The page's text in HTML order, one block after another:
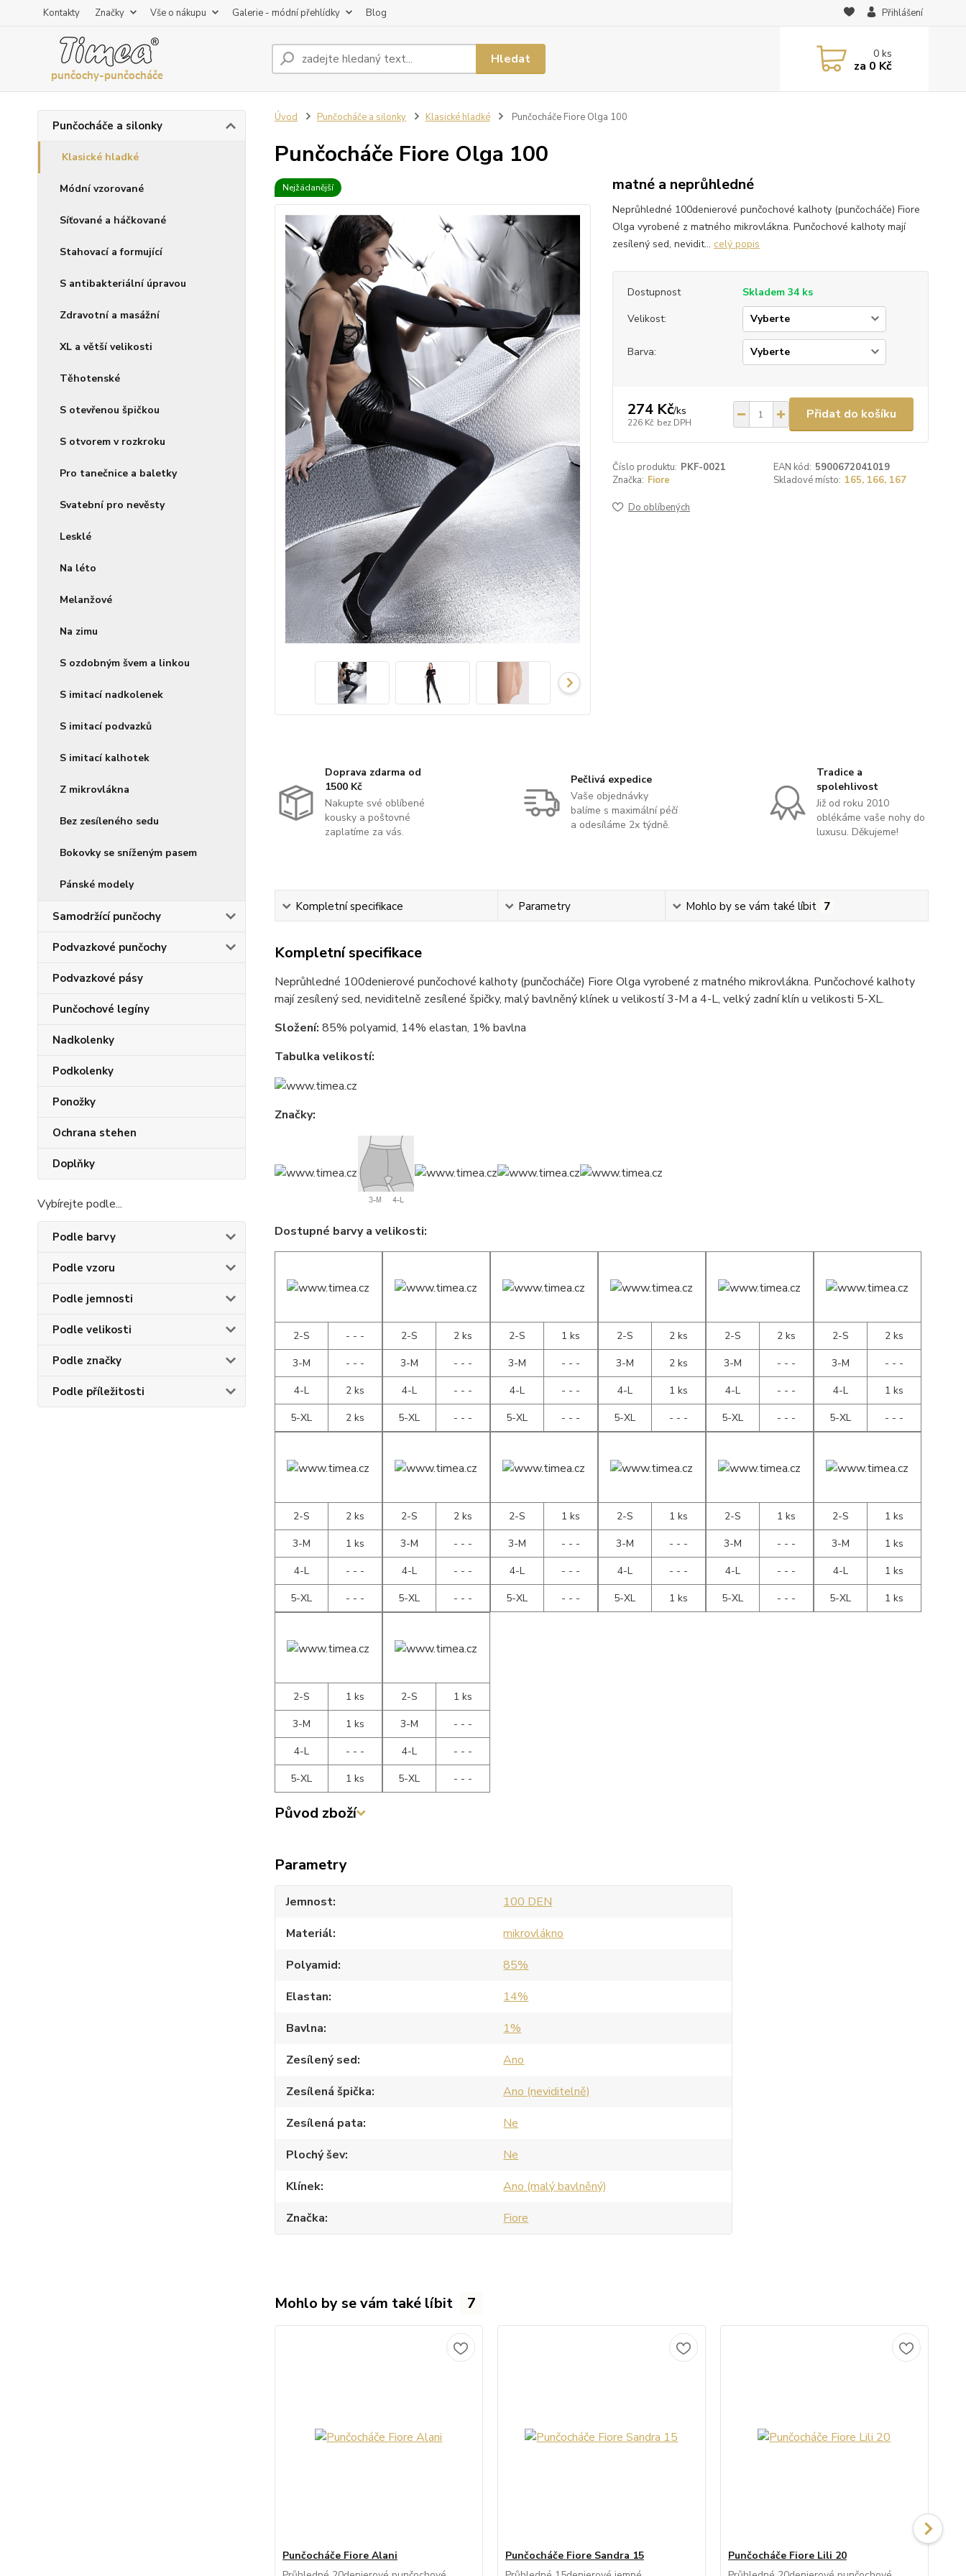
Kontakty Značky Vše o nákupu Galerie - módní přehlídky Blog Přihlášení
Hledat 0ks
za 0 Kč
Punčocháče a silonky
Klasické hladké
Módní vzorované
Síťované a háčkované
Stahovací a formující
S antibakteriální úpravou
Zdravotní a masážní
XL a větší velikosti
Těhotenské
S otevřenou špičkou
S otvorem v rozkroku
Pro tanečnice a baletky
Svatební pro nevěsty
Lesklé
Na léto
Melanžové
Na zimu
S ozdobným švem a linkou
S imitací nadkolenek
S imitací podvazků
S imitací kalhotek
Z mikrovlákna
Bez zesíleného sedu
Bokovky se sníženým pasem
Pánské modely
Samodržící punčochy
Podvazkové punčochy
Podvazkové pásy
Punčochové legíny
Nadkolenky
Podkolenky
Ponožky
Ochrana stehen
Doplňky
Vybírejte podle...
Podle barvy
Podle vzoru
Podle jemnosti
Podle velikosti
Podle značky
Podle příležitosti
Úvod Punčocháče a silonky Klasické hladké Punčocháče Fiore Olga 100
Punčocháče Fiore Olga 100
Nejžádanější matné a neprůhledné
Neprůhledné 100denierové punčochové kalhoty (punčocháče) Fiore
Olga vyrobené z matného mikrovlákna. Punčochové kalhoty mají
zesílený sed, nevidit... celý popis
Dostupnost
Skladem 34 ks
Velikost:
Barva:
274 Kč/ks
226 Kč bez DPH
Přidat do košíku
Číslo produktu: PKF-0021 EAN kód: 5900672041019
Značka: Fiore Skladové místo: 165, 166, 167
Do oblíbených
Doprava zdarma od
1500 Kč
Nakupte své oblíbené
kousky a poštovné
zaplatíme za vás.
Pečlivá expedice
Vaše objednávky
balíme s maximální péčí
a odesíláme 2x týdně.
Tradice a
spolehlivost
Již od roku 2010
oblékáme vaše nohy do
luxusu. Děkujeme!
Kompletní specifikace Parametry Mohlo by se vám také líbit 7
Kompletní specifikace
Neprůhledné 100denierové punčochové kalhoty (punčocháče) Fiore Olga vyrobené z matného mikrovlákna. Punčochové kalhoty
mají zesílený sed, neviditelně zesílené špičky, malý bavlněný klínek u velikostí 3-M a 4-L, velký zadní klín u velikosti 5-XL.
Složení: 85% polyamid, 14% elastan, 1% bavlna
Tabulka velikostí:
Značky:
Dostupné barvy a velikosti:
2-S
- - -
3-M
- - -
4-L
2 ks
5-XL
2 ks
2-S
2 ks
3-M
- - -
4-L
- - -
5-XL
- - -
2-S
1 ks
3-M
- - -
4-L
- - -
5-XL
- - -
2-S
2 ks
3-M
2 ks
4-L
1 ks
5-XL
- - -
2-S
2 ks
3-M
- - -
4-L
- - -
5-XL
- - -
2-S
2 ks
3-M
- - -
4-L
1 ks
5-XL
- - -
2-S
2 ks
3-M
1 ks
4-L
- - -
5-XL
- - -
2-S
2 ks
3-M
- - -
4-L
- - -
5-XL
- - -
2-S
1 ks
3-M
- - -
4-L
- - -
5-XL
- - -
2-S
1 ks
3-M
- - -
4-L
- - -
5-XL
1 ks
2-S
1 ks
3-M
- - -
4-L
- - -
5-XL
- - -
2-S
1 ks
3-M
1 ks
4-L
1 ks
5-XL
1 ks
2-S
1 ks
3-M
1 ks
4-L
- - -
5-XL
1 ks
2-S
1 ks
3-M
- - -
4-L
- - -
5-XL
- - -
Původ zboží
Parametry
Jemnost
100 DEN
Materiál
mikrovlákno
Polyamid
85%
Elastan
14%
Bavlna
1%
Zesílený sed
Ano
Zesílená špička
Ano (neviditelně)
Zesílená pata
Ne
Plochý šev
Ne
Klínek
Ano (malý bavlněný)
Značka
Fiore
Mohlo by se vám také líbit 7
Punčocháče Fiore Alani
Punčocháče Fiore Sandra 15
Punčocháče Fiore Lili 20